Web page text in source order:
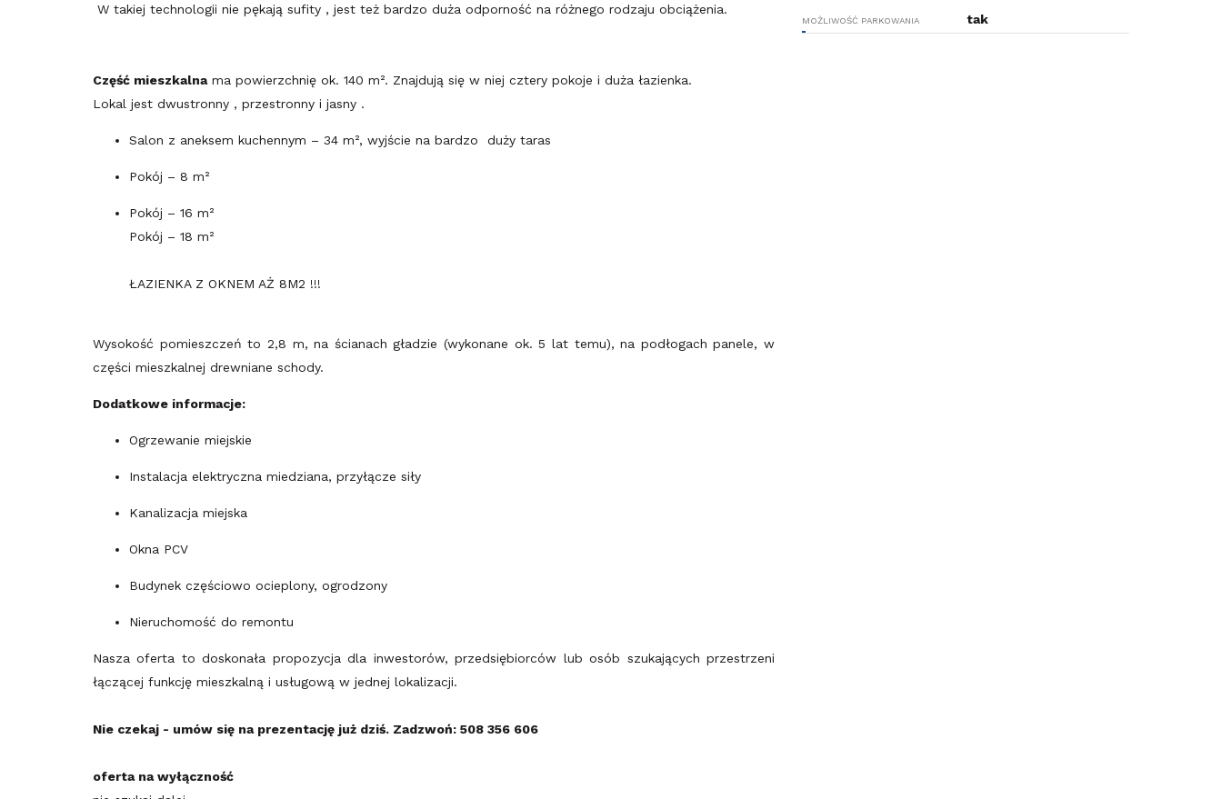
W takiej technologii nie pękają sufity , jest też bardzo duża odporność na różnego rodzaju obciążenia.
Część mieszkalnama powierzchnię ok. 140 m². Znajdują się w niej cztery pokoje i duża łazienka.
Lokal jest dwustronny , przestronny i jasny .
Salon z aneksem kuchennym – 34 m², wyjście na bardzo duży taras
Pokój – 8 m²
Pokój – 16 m²
Pokój – 18 m²
ŁAZIENKA Z OKNEM AŻ 8M2 !!!
Wysokość pomieszczeń to 2,8 m, na ścianach gładzie (wykonane ok. 5 lat temu), na podłogach panele, w
części mieszkalnej drewniane schody.
Dodatkowe informacje:
Ogrzewanie miejskie
Instalacja elektryczna miedziana, przyłącze siły
Kanalizacja miejska
Okna PCV
Budynek częściowo ocieplony, ogrodzony
Nieruchomość do remontu
Nasza oferta to doskonała propozycja dla inwestorów, przedsiębiorców lub osób szukających przestrzeni
łączącej funkcję mieszkalną i usługową w jednej lokalizacji.
Nie czekaj - umów się na prezentację już dziś. Zadzwoń: 508 356 606
oferta na wyłączność
MOŻLIWOŚĆ PARKOWANIA tak